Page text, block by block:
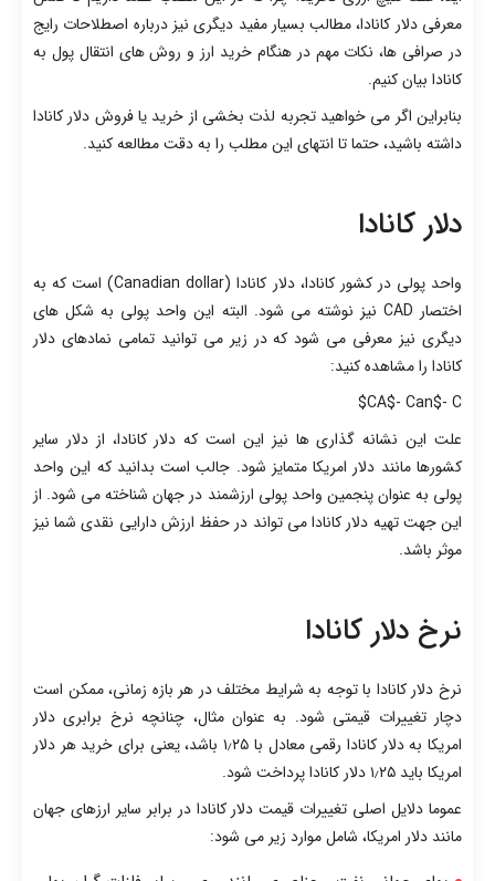
معرفی دلار کانادا، مطالب بسیار مفید دیگری نیز درباره اصطلاحات رایج
در صرافی ها، نکات مهم در هنگام خرید ارز و روش های انتقال پول به
کانادا بیان کنیم.
بنابراین اگر می خواهید تجربه لذت بخشی از خرید یا فروش دلار کانادا
داشته باشید، حتما تا انتهای این مطلب را به دقت مطالعه کنید.
دلار کانادا
واحد پولی در کشور کانادا، دلار کانادا (Canadian dollar) است که به
اختصار CAD نیز نوشته می شود. البته این واحد پولی به شکل های
دیگری نیز معرفی می شود که در زیر می توانید تمامی نمادهای دلار
کانادا را مشاهده کنید:
CA$- Can$- C$
علت این نشانه گذاری ها نیز این است که دلار کانادا، از دلار سایر
کشورها مانند دلار امریکا متمایز شود. جالب است بدانید که این واحد
پولی به عنوان پنجمین واحد پولی ارزشمند در جهان شناخته می شود. از
این جهت تهیه دلار کانادا می تواند در حفظ ارزش دارایی نقدی شما نیز
موثر باشد.
نرخ دلار کانادا
نرخ دلار کانادا با توجه به شرایط مختلف در هر بازه زمانی، ممکن است
دچار تغییرات قیمتی شود. به عنوان مثال، چنانچه نرخ برابری دلار
امریکا به دلار کانادا رقمی معادل با ۱٫۲۵ باشد، یعنی برای خرید هر دلار
امریکا باید ۱٫۲۵ دلار کانادا پرداخت شود.
عموما دلایل اصلی تغییرات قیمت دلار کانادا در برابر سایر ارزهای جهان
مانند دلار امریکا، شامل موارد زیر می شود: